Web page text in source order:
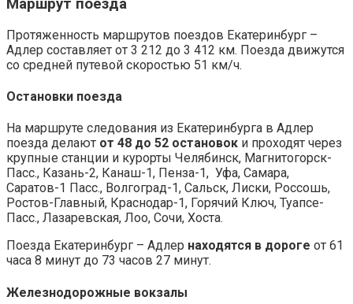
Маршрут поезда
Протяженность маршрутов поездов Екатеринбург –
Адлер составляет от 3 212 до 3 412 км. Поезда движутся
со средней путевой скоростью 51 км/ч.
Остановки поезда
На маршруте следования из Екатеринбурга в Адлер
поезда делают от 48 до 52 остановок и проходят через
крупные станции и курорты Челябинск, Магнитогорск-
Пасс., Казань-2, Канаш-1, Пенза-1, Уфа, Самара,
Саратов-1 Пасс., Волгоград-1, Сальск, Лиски, Россошь,
Ростов-Главный, Краснодар-1, Горячий Ключ, Туапсе-
Пасс., Лазаревская, Лоо, Сочи, Хоста.
Поезда Екатеринбург – Адлер находятся в дороге от 61
часа 8 минут до 73 часов 27 минут.
Железнодорожные вокзалы